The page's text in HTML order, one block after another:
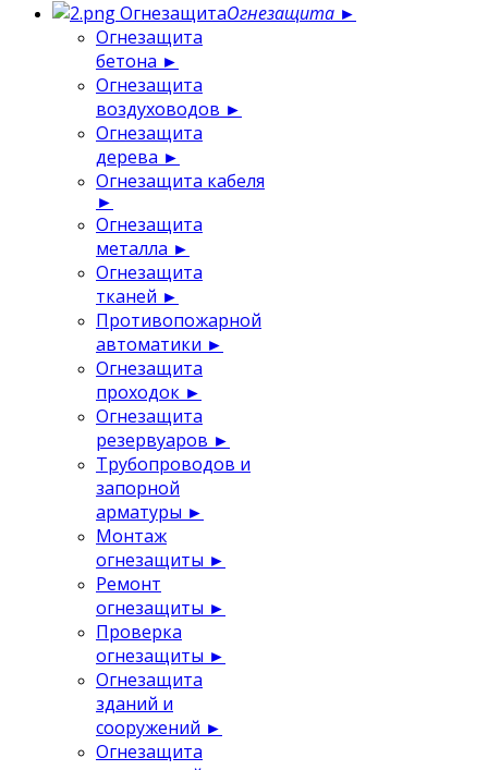
ОгнезащитаОгнезащита ►
Огнезащита
бетона ►
Огнезащита
воздуховодов ►
Огнезащита
дерева ►
Огнезащита кабеля
►
Огнезащита
металла ►
Огнезащита
тканей ►
Противопожарной
автоматики ►
Огнезащита
проходок ►
Огнезащита
резервуаров ►
Трубопроводов и
запорной
арматуры ►
Монтаж
огнезащиты ►
Ремонт
огнезащиты ►
Проверка
огнезащиты ►
Огнезащита
зданий и
сооружений ►
Огнезащита